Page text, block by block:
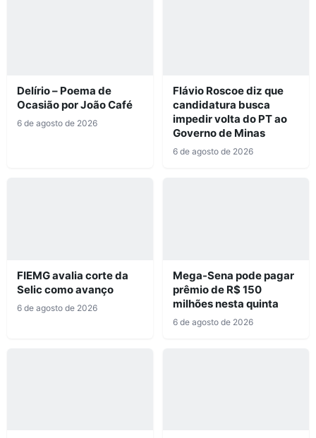
Delírio – Poema de
Ocasião por João Café
6 de agosto de 2026
Flávio Roscoe diz que
candidatura busca
impedir volta do PT ao
Governo de Minas
6 de agosto de 2026
FIEMG avalia corte da
Selic como avanço
6 de agosto de 2026
Mega-Sena pode pagar
prêmio de R$ 150
milhões nesta quinta
6 de agosto de 2026